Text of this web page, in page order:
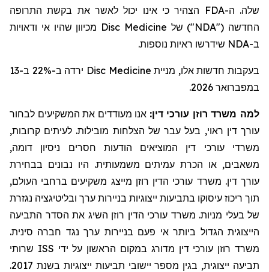
שלה. ה-FDA הצהיר כי אינו יכול לאשר את בקשת התרופה
החדשה ("NDA") של Disc Medicine מכיוון שהיו אי ודאויות
ב-NDA שידרשו ראיות נוספות.
בעקבות חדשות אלו, מניית Disc Medicine
ירדה ב-22% ב-13
במפברואר 2026.
למה משרד רוזן עורכי דין: אנו מעודדים את המשקיעים לבחור
עורך דין ראוי, בעל עבר של הצלחות מובילות. לעיתים קרובות,
משרדי עורכי דין המוציאים הודעות חסרים ניסיון דומה,
משאבים, או הכרת עמיתים משמעותית. היו נבונים בבחירת
עורך דין. משרד עורכי הדין רוזן מייצג משקיעים ברחבי העולם,
תוך ריכוז עיסוקו בתביעות ייצוגיות בניירות ערך ובליטיגציה נגזרת
של בעלי מניות. משרד עורכי הדין רוזן השיג את הסדר התביעה
הייצוגית הגדול ביותר אי פעם בניירות ערך נגד חברה סינית.
משרד רוזן עורכי דין מדורג במקום הראשון על ידי ISS שרותי
תביעה ייצוגית, בגין מספר יישובי תביעות ייצוגיות בשנת 2017.